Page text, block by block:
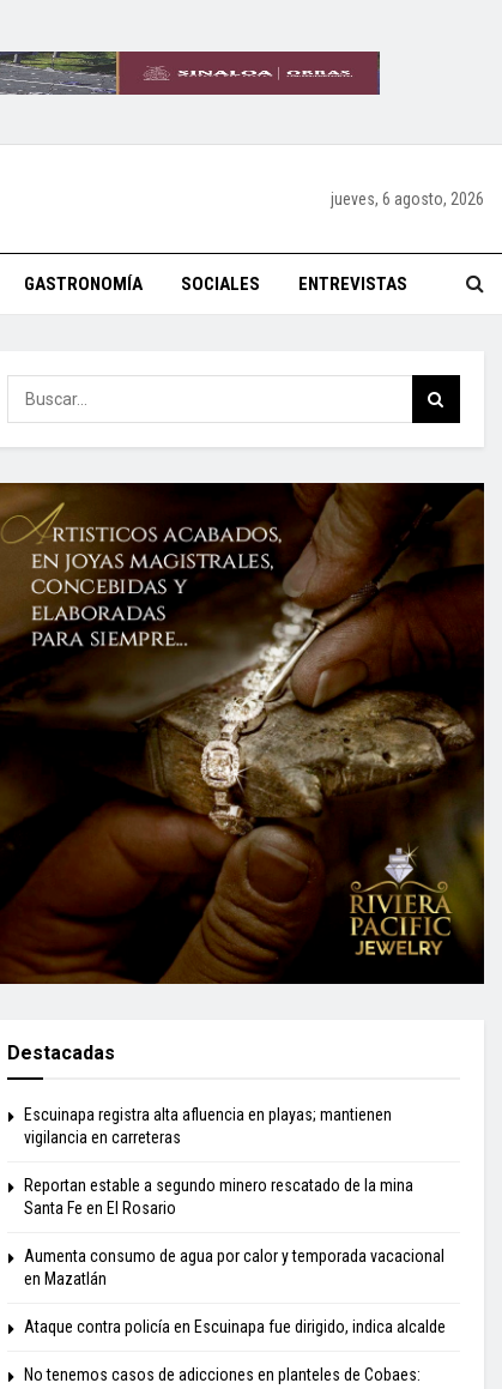
jueves, 6 agosto, 2026
GASTRONOMÍA SOCIALES ENTREVISTAS
Destacadas
Escuinapa registra alta afluencia en playas; mantienen
vigilancia en carreteras
Reportan estable a segundo minero rescatado de la mina
Santa Fe en El Rosario
Aumenta consumo de agua por calor y temporada vacacional
en Mazatlán
Ataque contra policía en Escuinapa fue dirigido, indica alcalde
No tenemos casos de adicciones en planteles de Cobaes: